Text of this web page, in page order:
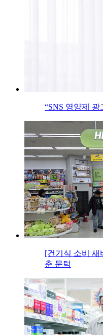
“SNS 영양제
[건기식 소비
춘 문턱